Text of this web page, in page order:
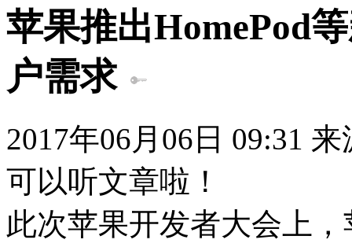
苹果推出HomePod
户需求
2017年06月06日 09:31
可以听文章啦！
此次苹果开发者大会上